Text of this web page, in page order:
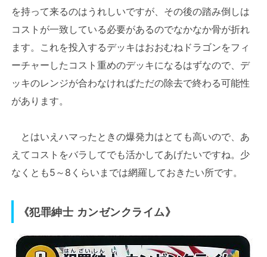
を持って来るのはうれしいですが、その後の踏み倒しは
コストが一致している必要があるのでなかなか骨が折れ
ます。これを投入するデッキはおおむねドラゴンをフィ
ーチャーしたコスト重めのデッキになるはずなので、デ
ッキのレンジが合わなければただの除去で終わる可能性
があります。
とはいえハマったときの爆発力はとても高いので、あ
えてコストをバラしてでも活かしてあげたいですね。少
なくとも5～8くらいまでは網羅しておきたい所です。
《犯罪紳士 カンゼンクライム》